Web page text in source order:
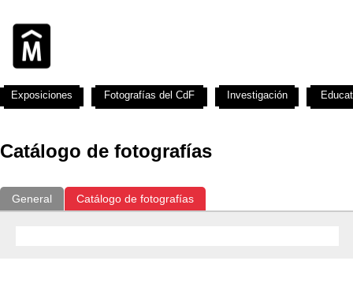
Catálogo de fotografías
General Catálogo de fotografías
Exposiciones Fotografías del CdF Investigación